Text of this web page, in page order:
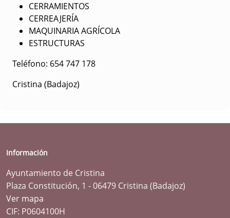
CERRAMIENTOS
CERREAJERÍA
MAQUINARIA AGRÍCOLA
ESTRUCTURAS
Teléfono: 654 747 178
Cristina (Badajoz)
Información
Ayuntamiento de Cristina
Plaza Constitución, 1 - 06479 Cristina (Badajoz)
Ver mapa
CIF: P0604100H